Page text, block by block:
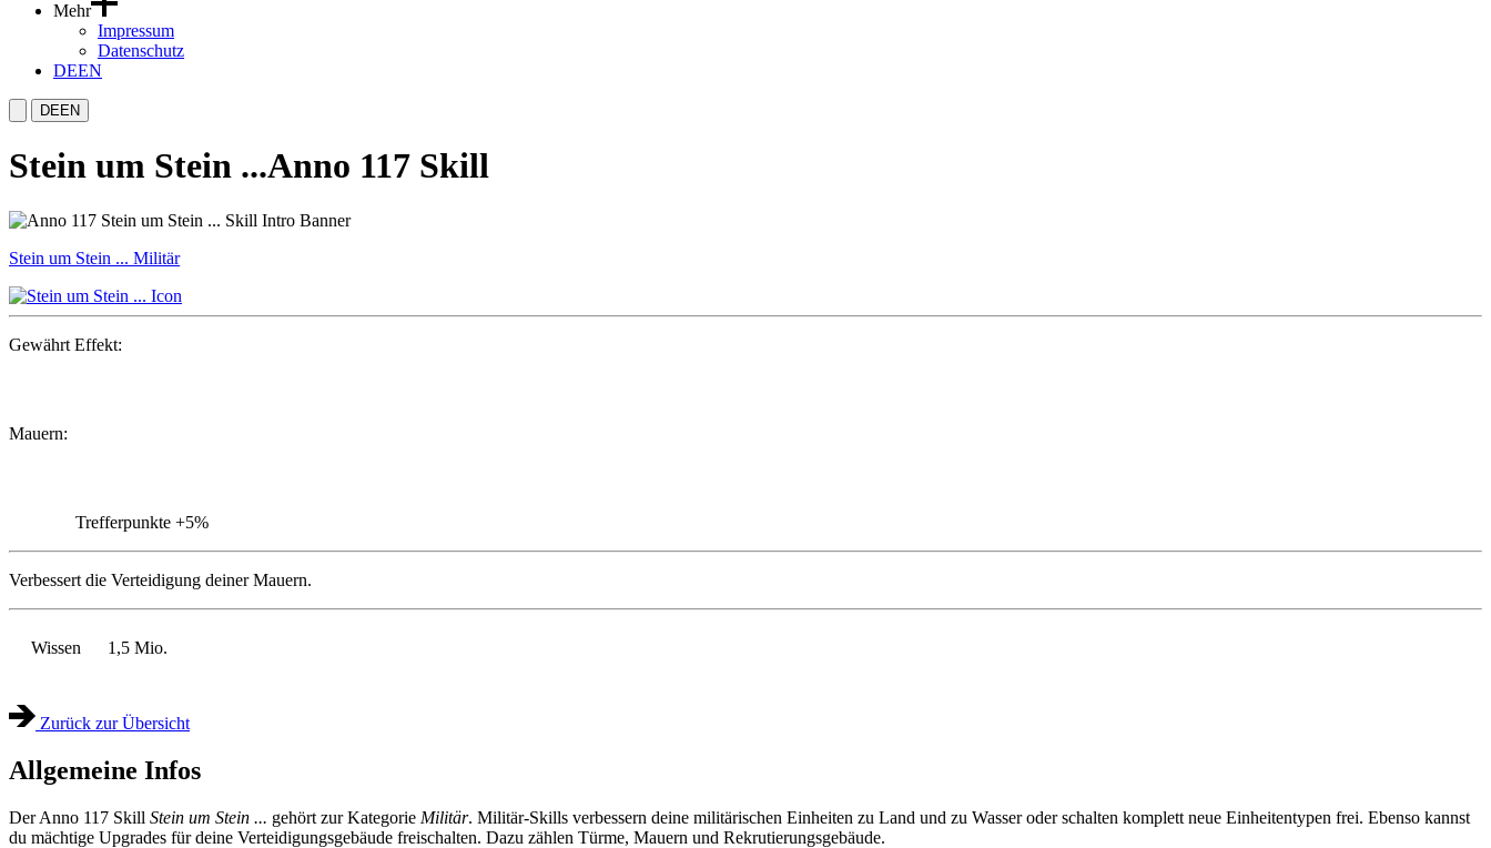
Mehr
Impressum
Datenschutz
DEEN
DEEN
Stein um Stein ...Anno 117 Skill
Stein um Stein ... Militär
Gewährt Effekt:
Mauern:
Trefferpunkte +5%
Verbessert die Verteidigung deiner Mauern.
Wissen 1,5 Mio.
Zurück zur Übersicht
Allgemeine Infos
Der Anno 117 Skill Stein um Stein ... gehört zur Kategorie Militär. Militär-Skills verbessern deine militärischen Einheiten zu Land und zu Wasser oder schalten komplett neue Einheitentypen frei. Ebenso kannst
du mächtige Upgrades für deine Verteidigungsgebäude freischalten. Dazu zählen Türme, Mauern und Rekrutierungsgebäude.